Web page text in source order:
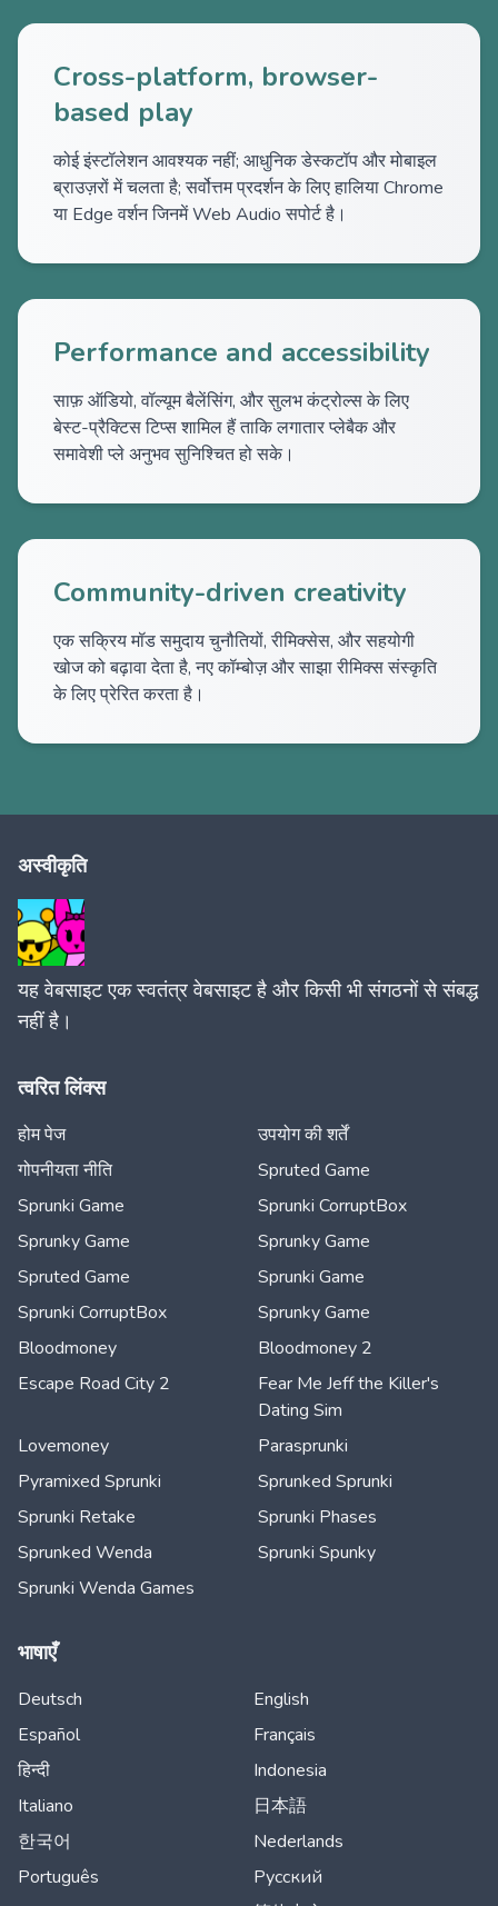
Cross-platform, browser-
based play
कोई इंस्टॉलेशन आवश्यक नहीं; आधुनिक डेस्कटॉप और मोबाइल
ब्राउज़रों में चलता है; सर्वोत्तम प्रदर्शन के लिए हालिया Chrome
या Edge वर्शन जिनमें Web Audio सपोर्ट है।
Performance and accessibility
साफ़ ऑडियो, वॉल्यूम बैलेंसिंग, और सुलभ कंट्रोल्स के लिए
बेस्ट-प्रैक्टिस टिप्स शामिल हैं ताकि लगातार प्लेबैक और
समावेशी प्ले अनुभव सुनिश्चित हो सके।
Community-driven creativity
एक सक्रिय मॉड समुदाय चुनौतियों, रीमिक्सेस, और सहयोगी
खोज को बढ़ावा देता है, नए कॉम्बोज़ और साझा रीमिक्स संस्कृति
के लिए प्रेरित करता है।
अस्वीकृति
यह वेबसाइट एक स्वतंत्र वेबसाइट है और किसी भी संगठनों से संबद्ध
नहीं है।
त्वरित लिंक्स
होम पेज
उपयोग की शर्तें
गोपनीयता नीति
Spruted Game
Sprunki Game
Sprunki CorruptBox
Sprunky Game
Sprunky Game
Spruted Game
Sprunki Game
Sprunki CorruptBox
Sprunky Game
Bloodmoney
Bloodmoney 2
Escape Road City 2
Fear Me Jeff the Killer's
Dating Sim
Lovemoney
Parasprunki
Pyramixed Sprunki
Sprunked Sprunki
Sprunki Retake
Sprunki Phases
Sprunked Wenda
Sprunki Spunky
Sprunki Wenda Games
भाषाएँ
Deutsch
English
Español
Français
हिन्दी
Indonesia
Italiano
日本語
한국어
Nederlands
Português
Русский